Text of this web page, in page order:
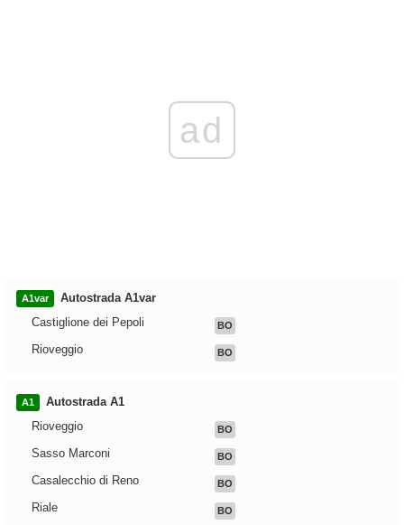
ad
A1var
Autostrada A1var
Castiglione dei Pepoli
BO
Rioveggio BO
A1
Autostrada A1
Rioveggio
BO
Sasso Marconi BO
Casalecchio di Reno BO
Riale BO